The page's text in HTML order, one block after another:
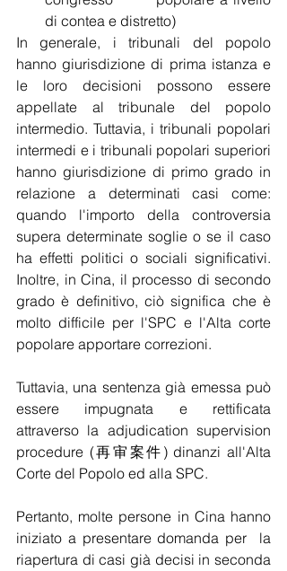
di contea e distretto)
In generale, i tribunali del popolo
hanno giurisdizione di prima istanza e
le loro decisioni possono essere
appellate al tribunale del popolo
intermedio. Tuttavia, i tribunali popolari
intermedi e i tribunali popolari superiori
hanno giurisdizione di primo grado in
relazione a determinati casi come:
quando l'importo della controversia
supera determinate soglie o se il caso
ha effetti politici o sociali significativi.
Inoltre, in Cina, il processo di secondo
grado è definitivo, ciò significa che è
molto difficile per l'SPC e l'Alta corte
popolare apportare correzioni.
Tuttavia, una sentenza già emessa può
essere impugnata e rettificata
attraverso la adjudication supervision
procedure (再审案件) dinanzi all'Alta
Corte del Popolo ed alla SPC.
Pertanto, molte persone in Cina hanno
iniziato a presentare domanda per  la
riapertura di casi già decisi in seconda